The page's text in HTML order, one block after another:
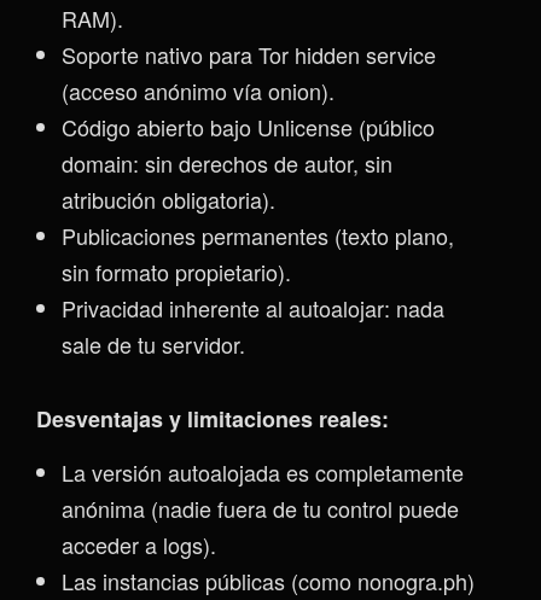
RAM).
Soporte nativo para Tor hidden service
(acceso anónimo vía onion).
Código abierto bajo Unlicense (público
domain: sin derechos de autor, sin
atribución obligatoria).
Publicaciones permanentes (texto plano,
sin formato propietario).
Privacidad inherente al autoalojar: nada
sale de tu servidor.
Desventajas y limitaciones reales:
La versión autoalojada es completamente
anónima (nadie fuera de tu control puede
acceder a logs).
Las instancias públicas (como nonogra.ph)